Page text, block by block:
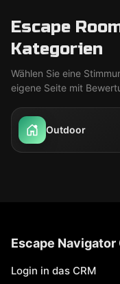
Escape
Kategorien
Wählen Sie eine
eigene Seite mit
Outdoor
Escape Navigator
Login in das CRM